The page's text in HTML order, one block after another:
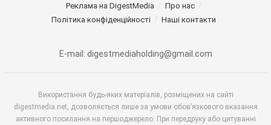
Реклама на DigestMedia
Про нас
Політика конфіденційності
Наші контакти
E-mail: digestmediaholding@gmail.com
Використання будь-яких матеріалів, розміщених на сайті
digestmedia.net, дозволяється лише за умови обов’язкового вказання
активного посилання на першоджерело. При передруку або цитуванні